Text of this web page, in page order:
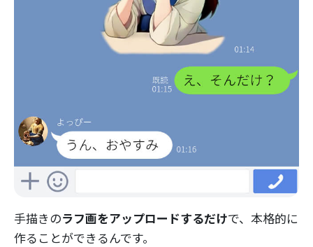
手描きのラフ画をアップロードするだけで、本格的に
作ることができるんです。